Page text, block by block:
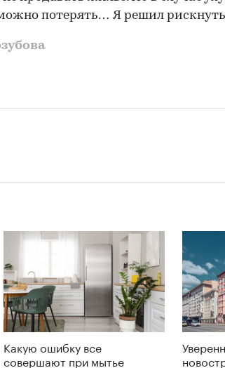
потерять… Я решил
Какую ошибку все
совершают при мытье